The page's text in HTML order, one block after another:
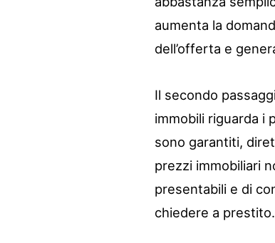
aumenta la
dell’offerta e
Il secondo
immobili riguarda i
sono garantiti,
prezzi immobiliari
presentabili e di
chiedere a prestito.